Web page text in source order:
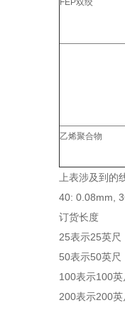
FEP双绞
乙烯聚合物
上表涉及到
40: 0.08mm,
订货长度
25表示25英尺
50表示50英尺
100表示100
200表示200